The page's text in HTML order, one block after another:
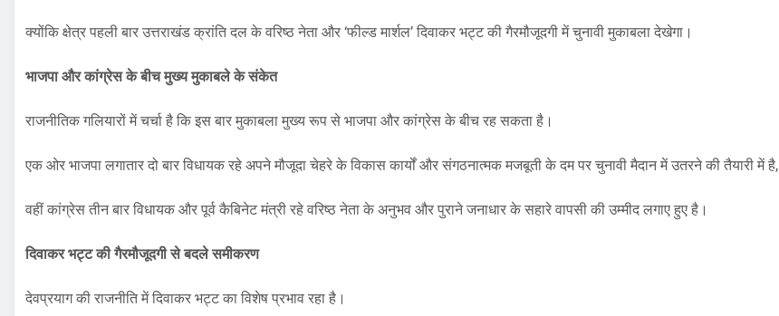
क्योंकि क्षेत्र पहली बार उत्तराखंड क्रांति दल के वरिष्ठ नेता और ‘फील्ड मार्शल’ दिवाकर भट्ट की गैरमौजूदगी में चुनावी मुकाबला देखेगा।
भाजपा और कांग्रेस के बीच मुख्य मुकाबले के संकेत
राजनीतिक गलियारों में चर्चा है कि इस बार मुकाबला मुख्य रूप से भाजपा और कांग्रेस के बीच रह सकता है।
एक ओर भाजपा लगातार दो बार विधायक रहे अपने मौजूदा चेहरे के विकास कार्यों और संगठनात्मक मजबूती के दम पर चुनावी मैदान में उतरने की तैयारी में है,
वहीं कांग्रेस तीन बार विधायक और पूर्व कैबिनेट मंत्री रहे वरिष्ठ नेता के अनुभव और पुराने जनाधार के सहारे वापसी की उम्मीद लगाए हुए है।
दिवाकर भट्ट की गैरमौजूदगी से बदले समीकरण
देवप्रयाग की राजनीति में दिवाकर भट्ट का विशेष प्रभाव रहा है।